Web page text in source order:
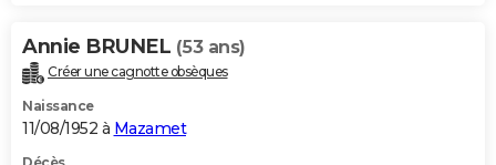
Annie BRUNEL (53 ans)
Créer une cagnotte obsèques
Naissance
11/08/1952 à Mazamet